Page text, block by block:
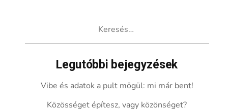
Legutóbbi bejegyzések
Vibe és adatok a pult mögül: mi már bent!
Közösséget építesz, vagy közönséget?